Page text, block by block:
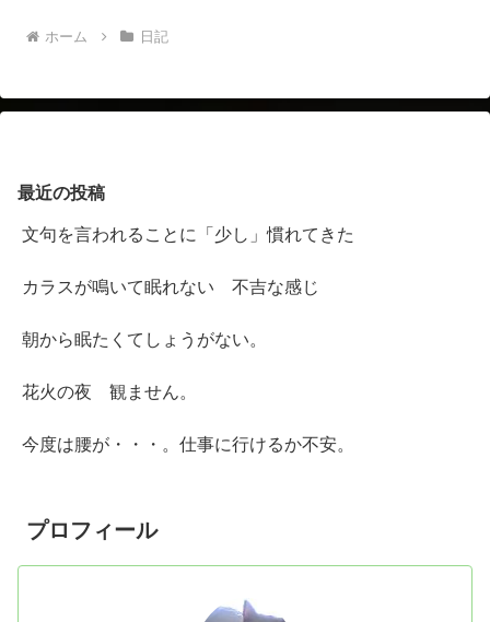
ホーム 日記
最近の投稿
文句を言われることに「少し」慣れてきた
カラスが鳴いて眠れない 不吉な感じ
朝から眠たくてしょうがない。
花火の夜 観ません。
今度は腰が・・・。仕事に行けるか不安。
プロフィール